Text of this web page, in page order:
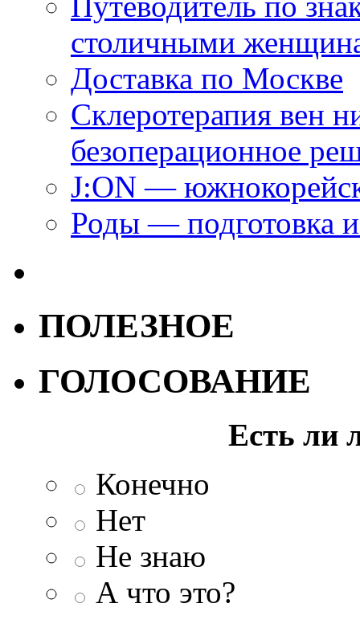
столичными
Доставка по Москве
Склеротерапия вен
безоперационное
J:ON —
Роды — подготовка
ПОЛЕЗНОЕ
ГОЛОСОВАНИЕ
Есть ли
Конечно
Нет
Не знаю
А что это?